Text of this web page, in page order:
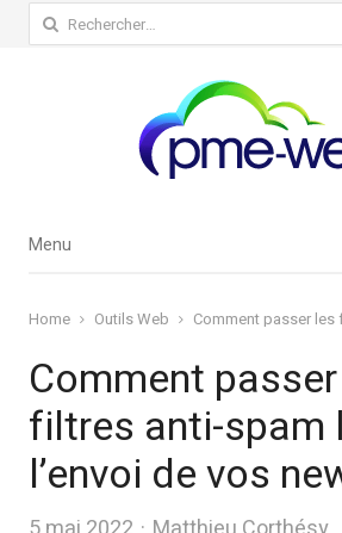
Rechercher :
Menu
Menu
Home Outils Web Comment passer
Comment
filtres anti-spam
l’envoi de vos